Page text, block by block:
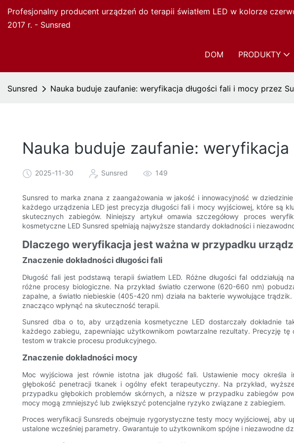
Profesjonalny producent urządzeń do terapii światłem LED w kolorze
2017 r. - Sunsred
DOM PRODUKTY
Sunsred Nauka buduje zaufanie: weryfikacja długości fali i mocy przez
Nauka buduje zaufanie:
2025-11-30 Sunsred 149
Sunsred to marka znana z zaangażowania w jakość i innowacyjność w
każdego urządzenia LED jest precyzja długości fali i mocy wyjściowej, które są
skutecznych zabiegów. Niniejszy artykuł omawia szczegółowy proces
kosmetyczne LED Sunsred spełniają najwyższe standardy dokładności i
Dlaczego weryfikacja jest ważna w przypadku
Znaczenie dokładności długości fali
Długość fali jest podstawą terapii światłem LED. Różne długości fal oddziałują
różne procesy biologiczne. Na przykład światło czerwone (620-660 nm)
zapalne, a światło niebieskie (405-420 nm) działa na bakterie wywołujące
znacząco wpłynąć na skuteczność terapii.
Sunsred dba o to, aby urządzenia kosmetyczne LED dostarczały dokładnie
każdego zabiegu, zapewniając użytkownikom powtarzalne rezultaty. Precyzję
testom w trakcie procesu produkcyjnego.
Znaczenie dokładności mocy
Moc wyjściowa jest równie istotna jak długość fali. Ustawienie mocy określa
głębokość penetracji tkanek i ogólny efekt terapeutyczny. Na przykład,
przypadku głębokich problemów skórnych, a niższe w przypadku zabiegów
mocy mogą zmniejszyć lub zwiększyć potencjalne ryzyko związane z zabiegiem.
Proces weryfikacji Sunsreds obejmuje rygorystyczne testy mocy wyjściowej, aby
ustalone wcześniej parametry. Gwarantuje to użytkownikom spójne i niezawodne